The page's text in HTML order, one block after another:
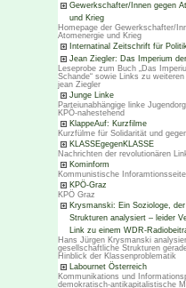
Gewerkschafter/Innen gegen
und Krieg
Homepage der Gewerkschafter/
Atomenergie und Krieg
Internatinal Zeitschrift für
Jean Ziegler: Das Imperium
Leseprobe zum Buch „Das
Schande“ sowie Links zu
jean Ziegler
Junge Linke
Parteiunabhängige linke
KPÖ-nahestehend
KlappeAuf: Kurzfilme
Kurzfülme für Solidarität und
KLASSEgegenKLASSE
Nachrichten der revolutionären
Kominform
Kommunistische Inforamtionsseite
KPÖ-Graz
KPÖ Graz
Krysmanski: Ein Soziologe,
Strukturen analysiert – leider
Link zu einem WDR-
Hans Jürgen Krysmanski
gesellschaftliche Strukturen
Hinblick der Klassenproblematik
Labournet Österreich
Kommunikations und
demokratisch-antikapitalistische